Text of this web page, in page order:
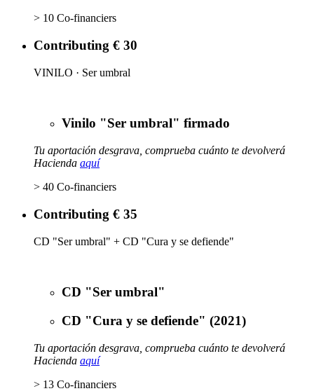
> 10 Co-financiers
Contributing € 30
VINILO · Ser umbral
Vinilo "Ser umbral" firmado
Tu aportación desgrava, comprueba cuánto te devolverá
Hacienda aquí
> 40 Co-financiers
Contributing € 35
CD "Ser umbral" + CD "Cura y se defiende"
CD "Ser umbral"
CD "Cura y se defiende" (2021)
Tu aportación desgrava, comprueba cuánto te devolverá
Hacienda aquí
> 13 Co-financiers